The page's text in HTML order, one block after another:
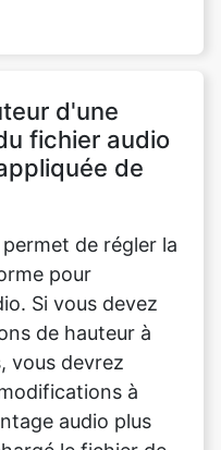
d'une
de régler la
pour
Si vous devez
de hauteur à
devrez
à
audio plus
le fichier de